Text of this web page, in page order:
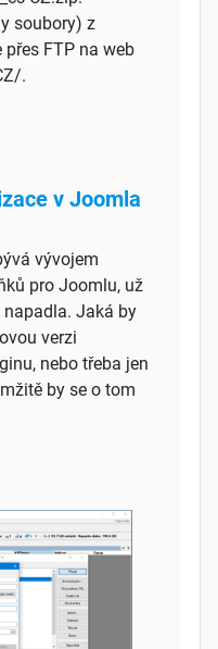
soubory) z
FTP na web
.
v Joomla
vývojem
pro Joomlu, už
Jaká by
verzi
nebo třeba jen
by se o tom